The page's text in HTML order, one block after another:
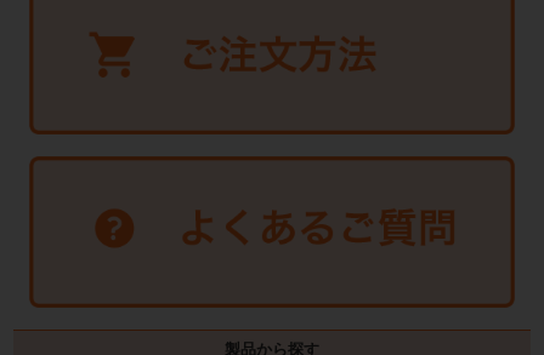
製品から探す